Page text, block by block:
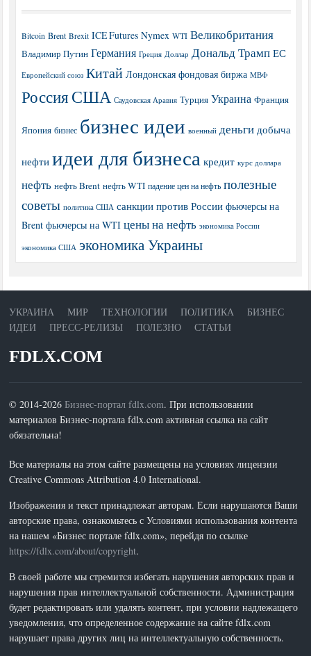
Bitcoin Brent Brexit ICE Futures Nymex WTI Великобритания
Владимир Путин Германия Греция Доллар Дональд Трамп ЕС
Европейский союз Китай Лондонская фондовая биржа МВФ
РоссияСША Саудовская Аравия Турция Украина Франция
Япония бизнес бизнес идеи военный деньги добыча
нефти идеи для бизнеса кредит курс доллара
нефть нефть Brent нефть WTI падение цен на нефть полезные
советы политика США санкции против России фьючерсы на
Brent фьючерсы на WTI цены на нефть экономика России
экономика США экономика Украины
УКРАИНА МИР ТЕХНОЛОГИИ ПОЛИТИКА
БИЗНЕС
ИДЕИ
ПРЕСС-РЕЛИЗЫ ПОЛЕЗНО СТАТЬИ
FDLX.COM
© 2014-2026Бизнес-портал fdlx.com. При использовании
материалов Бизнес-портала fdlx.com активная ссылка на сайт
обязательна!
Все материалы на этом сайте размещены на условиях лицензии
Creative Commons Attribution 4.0 International.
Изображения и текст принадлежат авторам. Если нарушаются Ваши
авторские права, ознакомьтесь с Условиями использования контента
на нашем «Бизнес портале fdlx.com», перейдя по ссылке
https://fdlx.com/about/copyright.
В своей работе мы стремится избегать нарушения авторских прав и
нарушения прав интеллектуальной собственности. Администрация
будет редактировать или удалять контент, при условии надлежащего
уведомления, что определенное содержание на сайте fdlx.com
нарушает права других лиц на интеллектуальную собственность.